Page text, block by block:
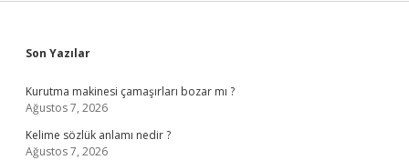
Sidebar
Son Yazılar
Kurutma makinesi çamaşırları bozar mı ?
Ağustos 7, 2026
Kelime sözlük anlamı nedir ?
Ağustos 7, 2026